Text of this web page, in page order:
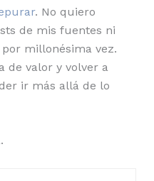
. No quiero
de mis fuentes ni
millonésima vez.
de valor y volver a
ir más allá de lo